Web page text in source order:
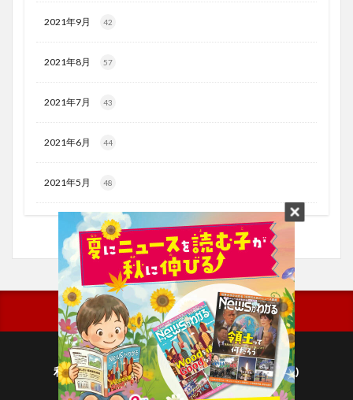
2021年9月 42
2021年8月 57
2021年7月 43
2021年6月 44
2021年5月 48
利用規約
プライバシーポリシー(毎日新聞出版)
個人情報について(毎日新聞社)